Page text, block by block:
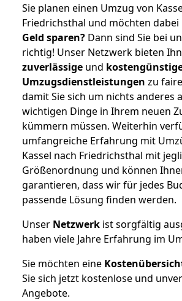
Sie planen einen Umzug von
Friedrichsthal und möchten
Geld sparen? Dann sind Sie bei
richtig! Unser Netzwerk bieten
zuverlässige und
Umzugsdienstleistungen zu
damit Sie sich um nichts anderes
wichtigen Dinge in Ihrem neuen
kümmern müssen. Weiterhin
umfangreiche Erfahrung mit
Kassel nach Friedrichsthal mit
Größenordnung und können
garantieren, dass wir für jedes
passende Lösung finden werden.
Unser Netzwerk ist sorgfältig
haben viele Jahre Erfahrung im
Sie möchten eine
Sie sich jetzt kostenlose und
Angebote.